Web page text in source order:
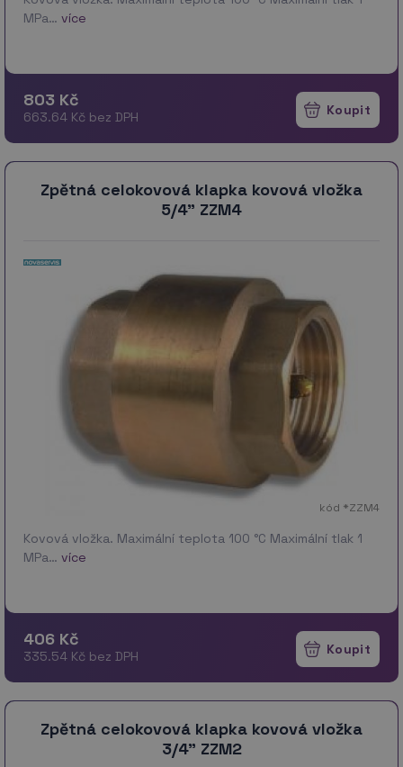
MPa… více
803 Kč
663.64 Kč bez DPH
Zpětná celokovová klapka kovová vložka
5/4" ZZM4
kód *ZZM4
Kovová vložka. Maximální teplota 100 °C Maximální tlak 1
MPa… více
406 Kč
335.54 Kč bez DPH
Zpětná celokovová klapka kovová vložka
3/4" ZZM2